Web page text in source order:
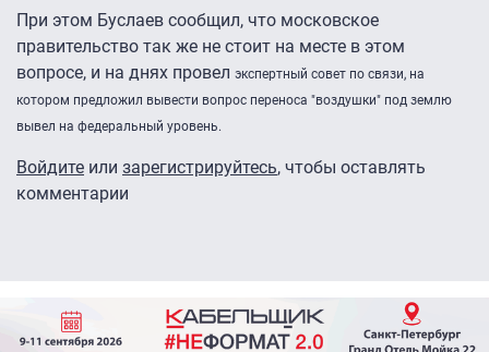
При этом Буслаев сообщил, что московское
правительство так же не стоит на месте в этом
вопросе, и на днях провел экспертный совет по связи, на
котором предложил вывести вопрос переноса "воздушки" под землю
вывел на федеральный уровень.
Войдите или зарегистрируйтесь, чтобы оставлять
комментарии